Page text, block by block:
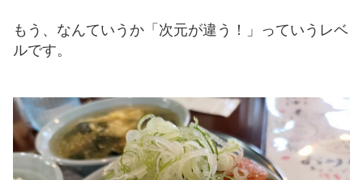
もう、なんていうか「次元が違う！」っていうレベ
ルです。